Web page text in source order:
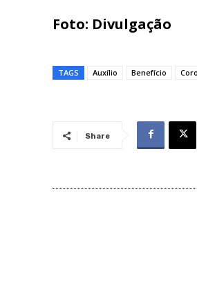
Foto: Divulgação
TAGS Auxílio Benefício
Share